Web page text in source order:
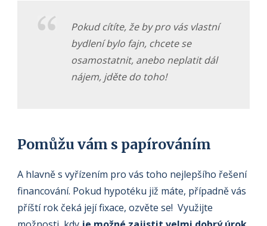
Pokud cítíte, že by pro vás vlastní
bydlení bylo fajn, chcete se
osamostatnit, anebo neplatit dál
nájem, jděte do toho!
Pomůžu vám s papírováním
A hlavně s vyřízením pro vás toho nejlepšího řešení
financování. Pokud hypotéku již máte, případně vás
příští rok čeká její fixace, ozvěte se! Využijte